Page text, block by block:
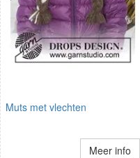
Muts met vlechten
Meer info